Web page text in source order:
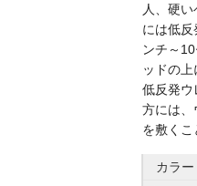
人、硬
には低
ンチ～
ッドの
低反発ウ
方には、
を敷くこ
カラー